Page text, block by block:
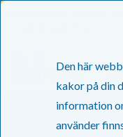
Den här
kakor på din
information
använder
Sommartider: Mellan